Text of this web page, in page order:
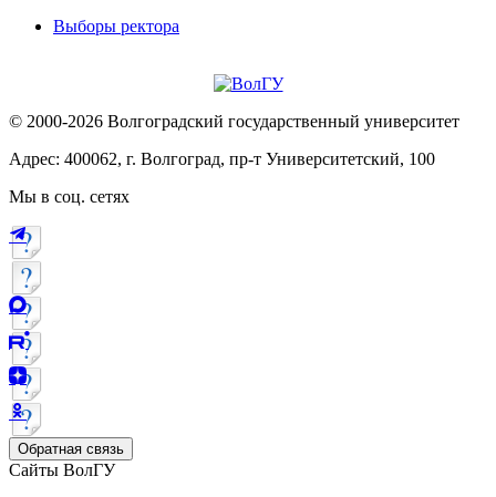
Выборы ректора
© 2000-2026 Волгоградский государственный университет
Адрес: 400062, г. Волгоград, пр-т Университетский, 100
Мы в соц. сетях
Обратная связь
Сайты ВолГУ